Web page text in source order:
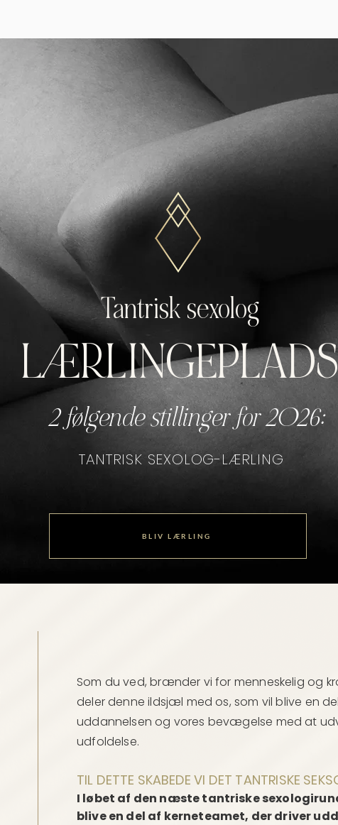
Tantrisk sexolog
LÆRLINGEPLADS
2 følgende stillinger for 2026:
TANTRISK SEXOLOG-LÆRLING
BLIV LÆRLING
Som du ved, brænder vi for menneskelig og
deler denne ildsjæl med os, som vil blive en
uddannelsen og vores bevægelse med at
udfoldelse.
TIL DETTE SKABEDE VI DET TANTRISKE
I løbet af den næste tantriske
blive en del af kerneteamet, der driver